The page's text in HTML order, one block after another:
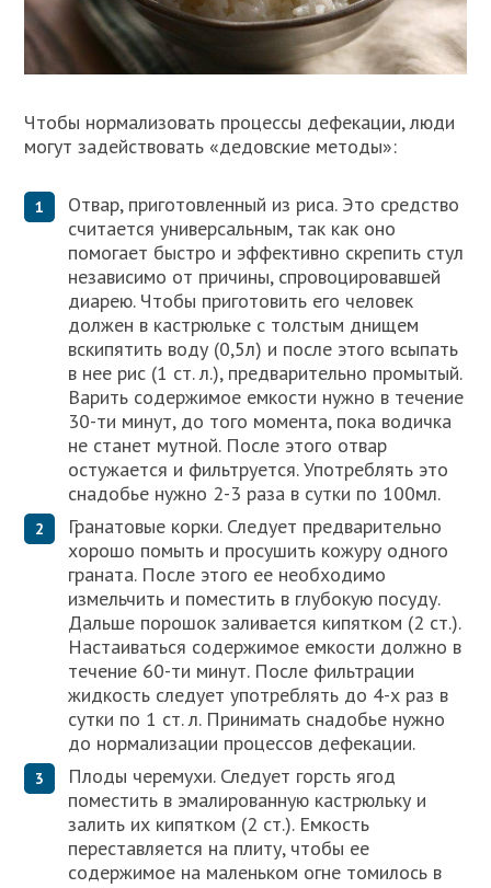
Чтобы нормализовать процессы дефекации, люди
могут задействовать «дедовские методы»:
Отвар, приготовленный из риса. Это средство
считается универсальным, так как оно
помогает быстро и эффективно скрепить стул
независимо от причины, спровоцировавшей
диарею. Чтобы приготовить его человек
должен в кастрюльке с толстым днищем
вскипятить воду (0,5л) и после этого всыпать
в нее рис (1 ст. л.), предварительно промытый.
Варить содержимое емкости нужно в течение
30-ти минут, до того момента, пока водичка
не станет мутной. После этого отвар
остужается и фильтруется. Употреблять это
снадобье нужно 2-3 раза в сутки по 100мл.
Гранатовые корки. Следует предварительно
хорошо помыть и просушить кожуру одного
граната. После этого ее необходимо
измельчить и поместить в глубокую посуду.
Дальше порошок заливается кипятком (2 ст.).
Настаиваться содержимое емкости должно в
течение 60-ти минут. После фильтрации
жидкость следует употреблять до 4-х раз в
сутки по 1 ст. л. Принимать снадобье нужно
до нормализации процессов дефекации.
Плоды черемухи. Следует горсть ягод
поместить в эмалированную кастрюльку и
залить их кипятком (2 ст.). Емкость
переставляется на плиту, чтобы ее
содержимое на маленьком огне томилось в